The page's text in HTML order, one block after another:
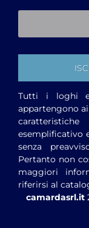
Tutti i loghi
appartengono
esemplificativo
senza
Pertanto non
maggiori
riferirsi al
camardasrl.it